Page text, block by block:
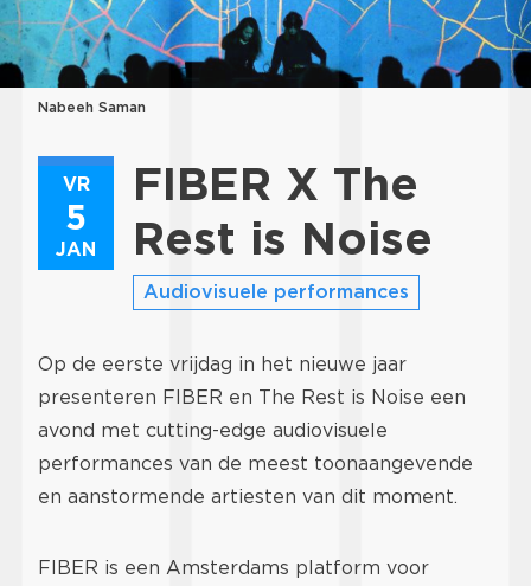
Nabeeh Saman
VR
5
JAN
FIBER X The
Rest is Noise
Audiovisuele performances
Op de eerste vrijdag in het nieuwe jaar
presenteren FIBER en The Rest is Noise een
avond met cutting-edge audiovisuele
performances van de meest toonaangevende
en aanstormende artiesten van dit moment.
FIBER is een Amsterdams platform voor